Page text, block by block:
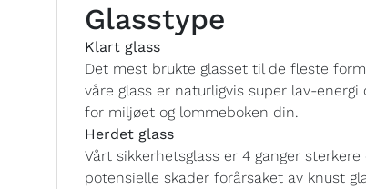
Glasstype
Klart glass
Det mest brukte glasset til de fleste
våre glass er naturligvis super lav-
for miljøet og lommeboken din.
Herdet glass
Vårt sikkerhetsglass er 4 ganger
potensielle skader forårsaket av knust